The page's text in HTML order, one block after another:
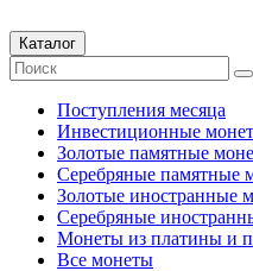
Каталог
Поступления месяца
Инвестиционные
Золотые памятные
Серебряные
Золотые иностранные
Серебряные
Монеты из платины и
Все монеты